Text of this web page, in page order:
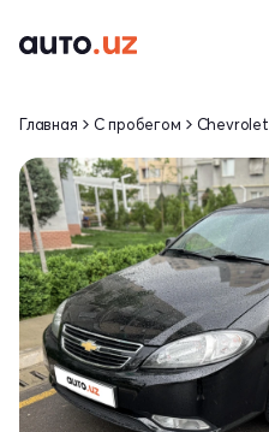
Главная С пробегом Chevrolet